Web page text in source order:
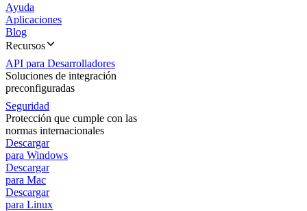
Ayuda
Aplicaciones
Blog
Recursos
API para Desarrolladores
Soluciones de integración
preconfiguradas
Seguridad
Protección que cumple con las
normas internacionales
Descargar
para Windows
Descargar
para Mac
Descargar
para Linux